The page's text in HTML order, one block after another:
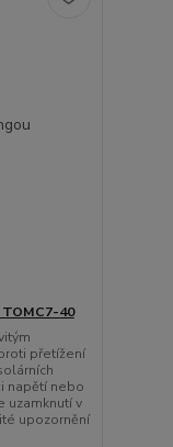
40
přetížení
napětí nebo
uzamknutí v
upozornění